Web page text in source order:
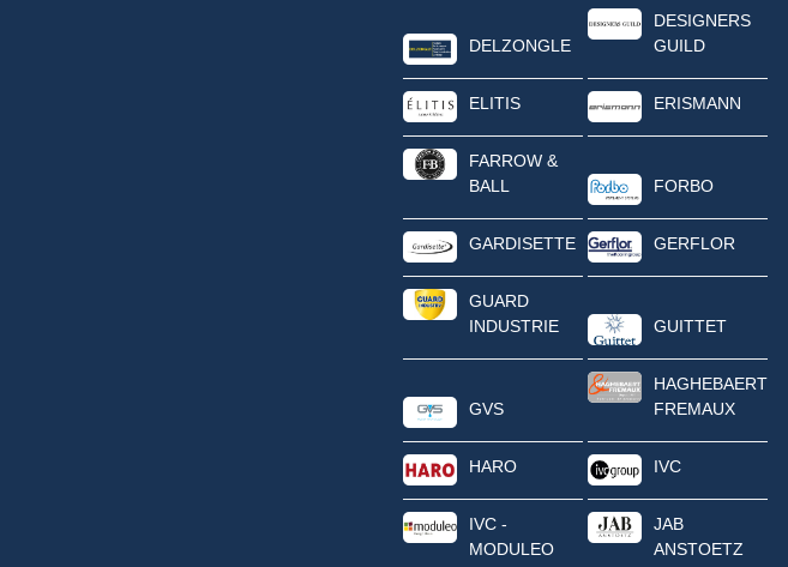
DELZONGLE
DESIGNERS
GUILD
ELITIS ERISMANN
FARROW &
BALL
FORBO
GARDISETTE GERFLOR
GUARD
INDUSTRIE
GUITTET
GVS
HAGHEBAERT
FREMAUX
HARO IVC
IVC -
MODULEO
JAB
ANSTOETZ